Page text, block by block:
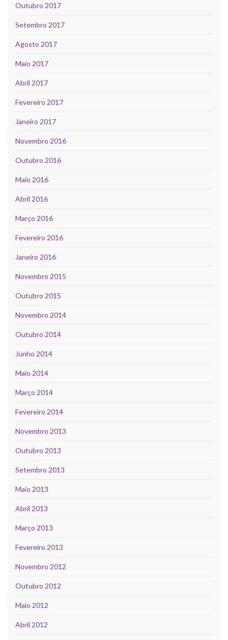
Outubro 2017
Setembro 2017
Agosto 2017
Maio 2017
Abril 2017
Fevereiro 2017
Janeiro 2017
Novembro 2016
Outubro 2016
Maio 2016
Abril 2016
Março 2016
Fevereiro 2016
Janeiro 2016
Novembro 2015
Outubro 2015
Novembro 2014
Outubro 2014
Junho 2014
Maio 2014
Março 2014
Fevereiro 2014
Novembro 2013
Outubro 2013
Setembro 2013
Maio 2013
Abril 2013
Março 2013
Fevereiro 2013
Novembro 2012
Outubro 2012
Maio 2012
Abril 2012